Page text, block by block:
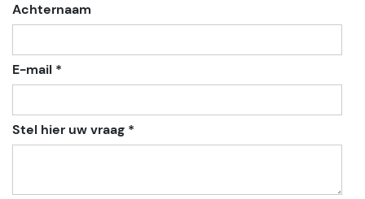
Achternaam
E-mail *
Stel hier uw vraag *